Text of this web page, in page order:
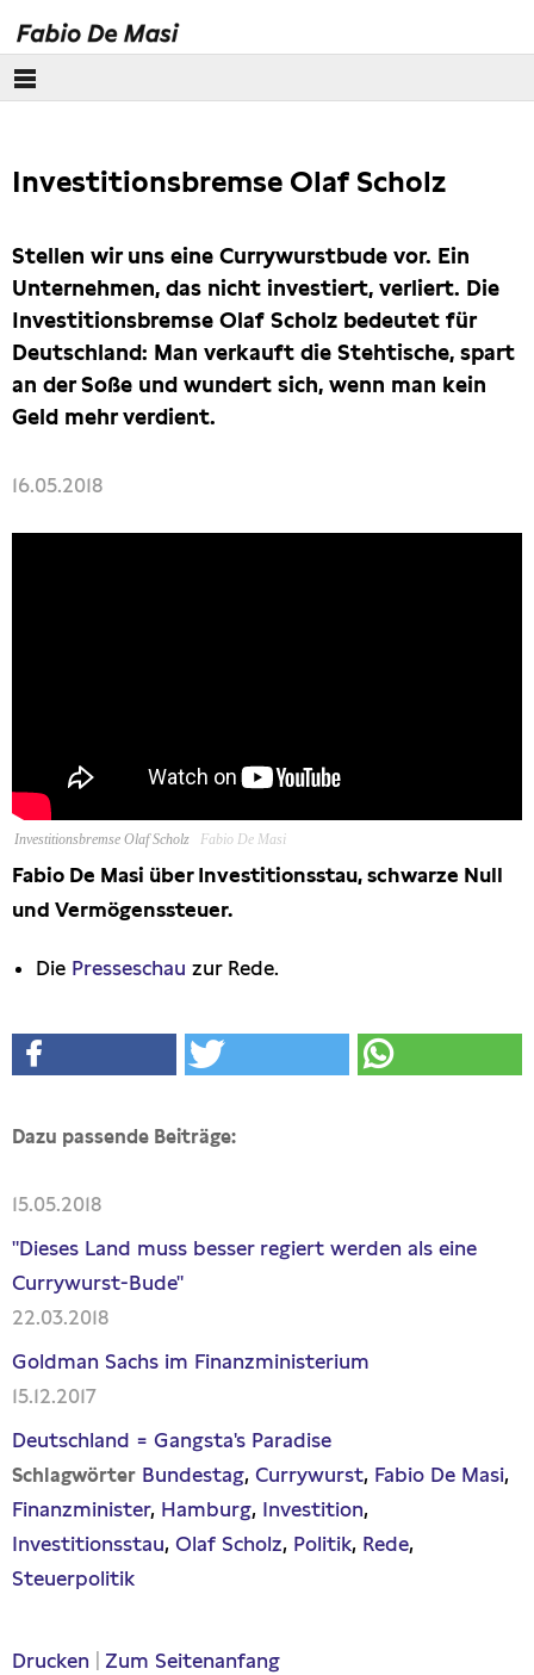
Europäisches Parlament
Themen
Presse
Investitionsbremse Olaf Scholz
Stellen wir uns eine Currywurstbude vor. Ein
Unternehmen, das nicht investiert, verliert. Die
Investitionsbremse Olaf Scholz bedeutet für
Deutschland: Man verkauft die Stehtische, spart
an der Soße und wundert sich, wenn man kein
Geld mehr verdient.
16.05.2018
Investitionsbremse Olaf Scholz Fabio De Masi
Fabio De Masi über Investitionsstau, schwarze Null
und Vermögenssteuer.
Die Presseschau zur Rede.
Dazu passende Beiträge:
15.05.2018
"Dieses Land muss besser regiert werden als eine
Currywurst-Bude"
22.03.2018
Goldman Sachs im Finanzministerium
15.12.2017
Deutschland = Gangsta's Paradise
Schlagwörter Bundestag Currywurst Fabio De Masi
Finanzminister Hamburg Investition
Investitionsstau Olaf Scholz Politik Rede
Steuerpolitik
Drucken Zum Seitenanfang